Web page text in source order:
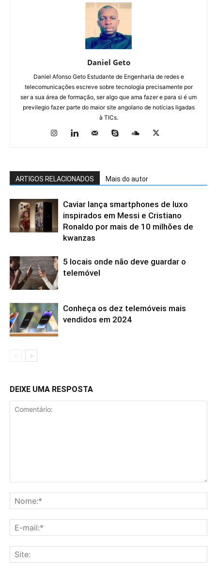
Daniel Geto
Daniel Afonso Geto Estudante de Engenharia de redes e
telecomunicações escreve sobre tecnologia precisamente por
ser a sua área de formação, ser algo que ama fazer e para si é um
previlegio fazer parte do maior site angolano de notícias ligadas
à TICs.
ARTIGOS RELACIONADOS Mais do autor
Caviar lança smartphones de luxo
inspirados em Messi e Cristiano
Ronaldo por mais de 10 milhões de
kwanzas
5 locais onde não deve guardar o
telemóvel
Conheça os dez telemóveis mais
vendidos em 2024
DEIXE UMA RESPOSTA